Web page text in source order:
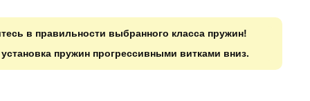
в правильности выбранного класса пружин!
пружин прогрессивными витками вниз.